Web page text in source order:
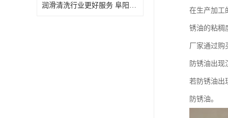
润滑清洗行业更好服务 阜阳回收废防锈油
在生产加工
锈油的粘稠
厂家通过购
防锈油出现
若防锈油出
防锈油。